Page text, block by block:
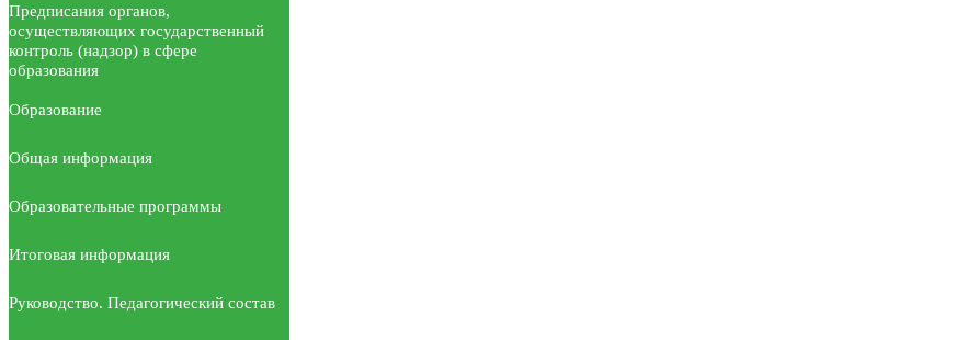
Предписания органов,
осуществляющих государственный
контроль (надзор) в сфере
образования
Образование
Общая информация
Образовательные программы
Итоговая информация
Руководство. Педагогический состав